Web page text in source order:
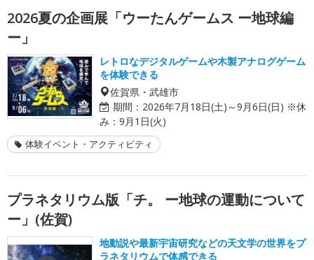
2026夏の企画展「ウーたんゲームス ー地球編
ー」
レトロなデジタルゲームや木製アナログゲーム
を体験できる
佐賀県・武雄市
期間： 2026年7月18日(土)～9月6日(日) ※休
み：9月1日(火)
体験イベント・アクティビティ
プラネタリウム版「チ。 ー地球の運動について
ー」(佐賀)
地動説や最新宇宙研究などの天文学の世界をプ
ラネタリウムで体感できる